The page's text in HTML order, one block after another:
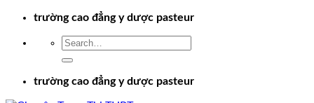
Chuyểntrường cao đẳng y dược pasteur
trường cao đẳng y dược pasteur